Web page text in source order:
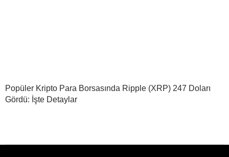
Popüler Kripto Para Borsasında Ripple (XRP) 247 Doları
Gördü: İşte Detaylar